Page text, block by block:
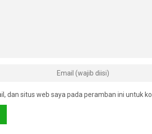
dan situs web saya pada peramban ini untuk